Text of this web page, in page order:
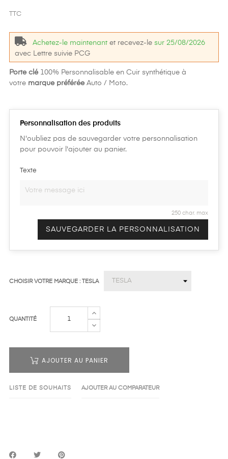
TTC
Achetez-le maintenant et recevez-le sur 25/08/2026
avec Lettre suivie PCG
Porte clé 100% Personnalisable en Cuir synthétique à
votre marque préféréeAuto / Moto.
Personnalisation des produits
N'oubliez pas de sauvegarder votre personnalisation
pour pouvoir l'ajouter au panier.
Texte
250 char. max
SAUVEGARDER LA PERSONNALISATION
CHOISIR VOTRE MARQUE : TESLA
QUANTITÉ
AJOUTER AU PANIER
LISTE DE SOUHAITS AJOUTER AU COMPARATEUR